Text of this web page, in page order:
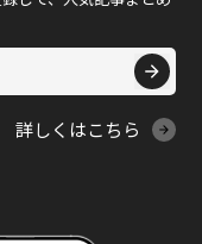
詳しくはこちら